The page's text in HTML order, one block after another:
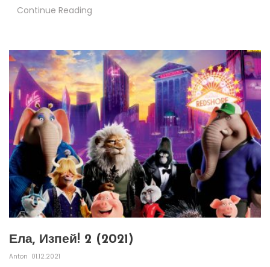
Continue Reading
Ела, Изпей! 2 (2021)
Anton 01.12.2021